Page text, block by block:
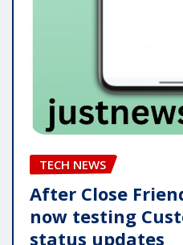
TECH NEWS
After Close
now testing
status updates